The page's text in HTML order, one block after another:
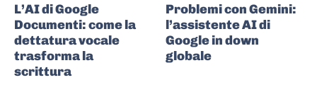
L’AI di Google
Documenti: come la
dettatura vocale
trasforma la
scrittura
Problemi con Gemini:
l’assistente AI di
Google in down
globale